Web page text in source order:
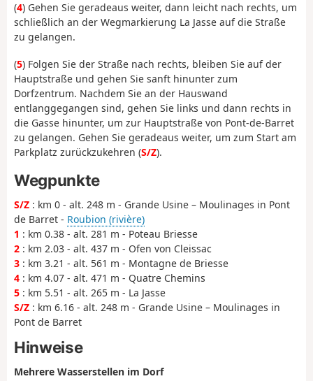
(4) Gehen Sie geradeaus weiter, dann leicht nach rechts, um
schließlich an der Wegmarkierung La Jasse auf die Straße
zu gelangen.
(5) Folgen Sie der Straße nach rechts, bleiben Sie auf der
Hauptstraße und gehen Sie sanft hinunter zum
Dorfzentrum. Nachdem Sie an der Hauswand
entlanggegangen sind, gehen Sie links und dann rechts in
die Gasse hinunter, um zur Hauptstraße von Pont-de-Barret
zu gelangen. Gehen Sie geradeaus weiter, um zum Start am
Parkplatz zurückzukehren (S/Z).
Wegpunkte
S/Z : km 0 - alt. 248 m - Grande Usine – Moulinages in Pont
de Barret - Roubion (rivière)
1 : km 0.38 - alt. 281 m - Poteau Briesse
2 : km 2.03 - alt. 437 m - Ofen von Cleissac
3 : km 3.21 - alt. 561 m - Montagne de Briesse
4 : km 4.07 - alt. 471 m - Quatre Chemins
5 : km 5.51 - alt. 265 m - La Jasse
S/Z : km 6.16 - alt. 248 m - Grande Usine – Moulinages in
Pont de Barret
Hinweise
Mehrere Wasserstellen im Dorf